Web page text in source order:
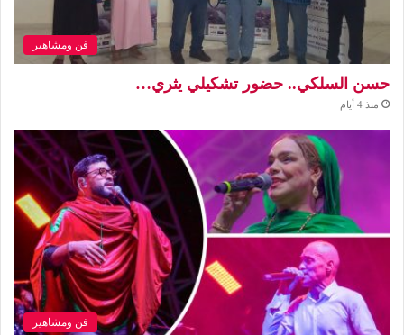
فن ومشاهير
حسن السلكي.. حضور تشكيلي يثري…
منذ 4 أيام
فن ومشاهير